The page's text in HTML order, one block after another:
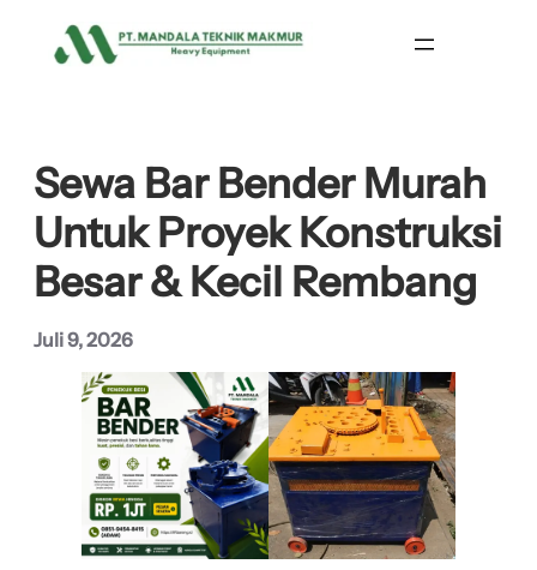
Sewa Bar Bender Murah
Untuk Proyek Konstruksi
Besar & Kecil Rembang
Juli 9, 2026